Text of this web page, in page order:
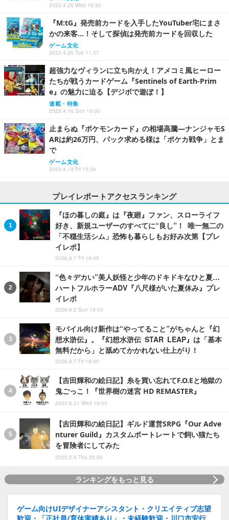
2023.4.26 Wed 19:30
『M:tG』発売前カードを入手したYouTuber宅にまさ
かの来客…！そして探偵は発売前カードを回収した
ゲーム文化
2023.4.25 Tue 11:37
超強力なヴィランに立ち向かえ！アメコミ風ヒーロー
たちが戦うカードゲーム『Sentinels of Earth-Prim
e』の魅力に迫る【デジボで遊ぼ！】
連載・特集
2023.4.16 Sun 19:00
止まらぬ『ポケモンカード』の相場高騰―ナンジャモS
ARは約26万円、パック求める様は「ポケカ戦争」とま
で
ゲーム文化
2023.4.14 Fri 15:34
プレイレポートアクセスランキング
『ほの暮しの庭』は『夜廻』ファン、スローライフ
好き、新規ユーザーのすべてに“良し”！ 唯一無二の
「不穏生活シム」恐怖も暮らしもお好み次第【プレ
イレポ】
2026.8.7 Fri 19:45
“色々デカい”美人妖怪と少年のドキドキなひと夏…
ハートフルホラーADV『八尺様がいた夏休み』プレ
イレポ
2026.8.2 Sun 19:00
モバイル向け新作は“やってること”がちゃんと『幻
想水滸伝』。『幻想水滸伝 STAR LEAP』は「基本
無料だから」と舐めてかかれない仕上がり！
2026.8.7 Fri 18:00
【吉田輝和の絵日記】糸を買い忘れてF.O.Eと地獄の
鬼ごっこ！『世界樹の迷宮 HD REMASTER』
2023.6.21 Wed 19:00
【吉田輝和の絵日記】ギルド運営SRPG『Our Adve
nturer Guild』カスタムポートレートで飼い猫たち
を冒険者にしてみた
2025.2.6 Thu 20:00
ランキングをもっと見る
ゲーム向けUIデザイナーアシスタント・クリエイティブ志望
歓迎・「正社員/育休実績あり」・未経験歓迎・川口市安行